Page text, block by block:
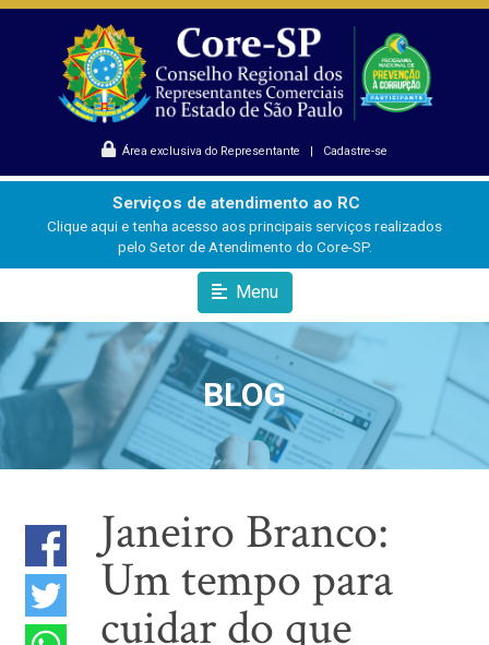
Área exclusiva do Representante | Cadastre-se
Serviços de atendimento ao RC
Clique aqui e tenha acesso aos principais serviços realizados
pelo Setor de Atendimento do Core-SP.
Menu
BLOG
Janeiro Branco:
Um tempo para
cuidar do que